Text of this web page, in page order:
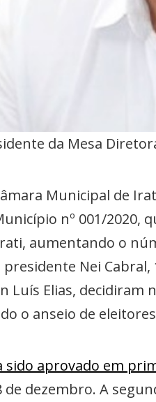
da Mesa
Municipal de
nº 001/2020,
aumentando o
Nei
Luís Elias,
o anseio de
sido aprovado em
dezembro. A